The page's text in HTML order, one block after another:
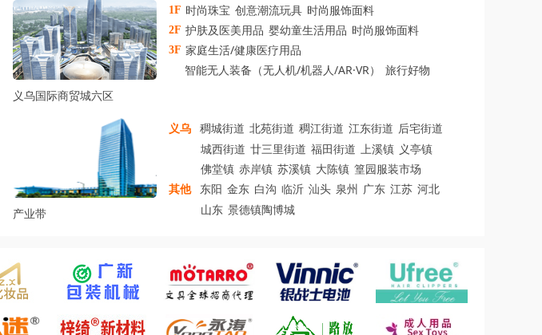
义乌国际商贸城六区
1F 时尚珠宝 创意潮流玩具 时尚服饰面料
2F 护肤及医美用品 婴幼童生活用品 时尚服饰面料
3F 家庭生活/健康医疗用品
智能无人装备（无人机/机器人/AR·VR）
旅行好物
产业带
义乌 稠城街道 北苑街道 稠江街道 江东街道 后宅街道
城西街道 廿三里街道 福田街道 上溪镇 义亭镇
佛堂镇 赤岸镇 苏溪镇 大陈镇 篁园服装市场
其他
东阳 金东 白沟 临沂 汕头 泉州 广东 江苏 河北
山东 景德镇陶博城